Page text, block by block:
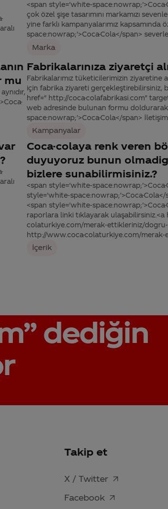
<span style='white-
çok özel şişe tasarımını markamızı
yine farklı kampanyalarımız kapsamında
space:nowrap;'>Coca-Cola</span>
Marka
mu
Fabrikalarınıza ziyaretçi
Fabrikalarımız tüketicilerimizin ziyaretine
için fabrika ziyareti gerçekleştirebilirsiniz,
href=" http://coca-colafabrikasi.com"
web adresinde bulunan formu
space:nowrap;'>Coca-Cola</span> İletişim
Kampanyalar
Coca-colaya renk veren
duyuyoruz bunun
bizlere sunabilirmisiniz.?
<span style='white-
style='white-space:nowrap;'>Coca-
<span style='white-space:nowrap;'>Coca-
raporlara linki tıklayarak
colaturkiye.com/merak-ettikleriniz/
http://www.coca-colaturkiye.com/
İçerik
dediğin
Takip et
X / Twitter
Facebook